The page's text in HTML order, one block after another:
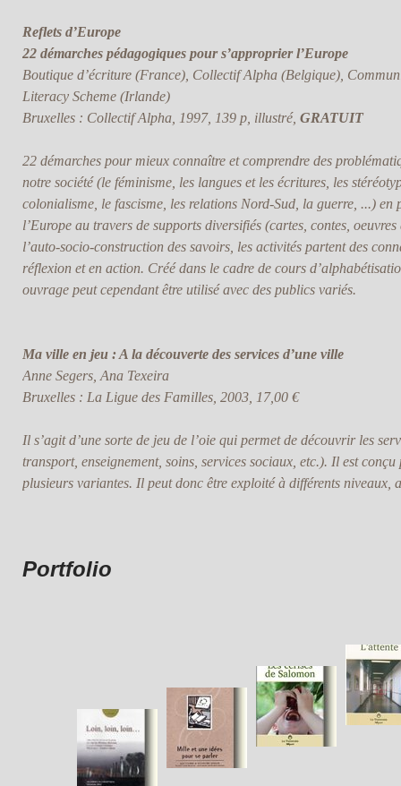
Reflets d’Europe
22 démarches pédagogiques pour s’approprier l’Europe
Boutique d’écriture (France), Collectif Alpha (Belgique),
Literacy Scheme (Irlande)
Bruxelles : Collectif Alpha, 1997, 139 p, illustré, GRATUIT
22 démarches pour mieux connaître et comprendre des
notre société (le féminisme, les langues et les écritures, les
colonialisme, le fascisme, les relations Nord-Sud, la guerre, ...) en
l’Europe au travers de supports diversifiés (cartes, contes,
l’auto-socio-construction des savoirs, les activités partent des
réflexion et en action. Créé dans le cadre de cours
ouvrage peut cependant être utilisé avec des publics variés.
Ma ville en jeu : A la découverte des services d’une ville
Anne Segers, Ana Texeira
Bruxelles : La Ligue des Familles, 2003, 17,00 €
Il s’agit d’une sorte de jeu de l’oie qui permet de découvrir les
transport, enseignement, soins, services sociaux, etc.). Il est
plusieurs variantes. Il peut donc être exploité à différents niveaux,
Portfolio